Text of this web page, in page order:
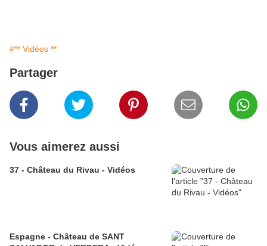
#** Vidéos **
Partager
Vous aimerez aussi
37 - Château du Rivau - Vidéos
Espagne - Château de SANT